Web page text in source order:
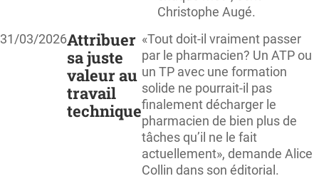
Christophe Augé.
31/03/2026Attribuer
sa juste
valeur au
travail
technique
«Tout doit-il vraiment passer
par le pharmacien? Un ATP ou
un TP avec une formation
solide ne pourrait-il pas
finalement décharger le
pharmacien de bien plus de
tâches qu’il ne le fait
actuellement», demande Alice
Collin dans son éditorial.